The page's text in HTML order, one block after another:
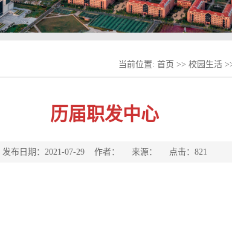
当前位置: 首页 >> 校园生活
历届职发中心
发布日期：2021-07-29 作者： 来源： 点击： 821